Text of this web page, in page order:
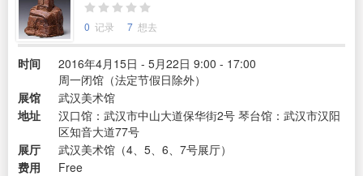
0 记录 7 想去
时间
2016年4月15日 - 5月22日 9:00 - 17:00
周一闭馆（法定节假日除外）
展馆
武汉美术馆
地址
汉口馆：武汉市中山大道保华街2号 琴台馆：武汉市汉阳
区知音大道77号
展厅
武汉美术馆（4、5、6、7号展厅）
费用
Free